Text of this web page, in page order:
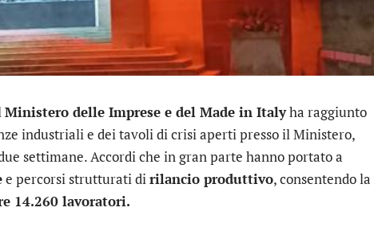
Ministero delle Imprese e del Made in Italyha raggiunto
industriali e dei tavoli di crisi aperti presso il Ministero,
settimane. Accordi che in gran parte hanno portato a
e percorsi strutturati dirilancio produttivo, consentendo la
14.260 lavoratori.